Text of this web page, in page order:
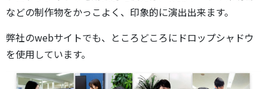
などの制作物をかっこよく、印象的に演出出来ます。
弊社のwebサイトでも、ところどころにドロップシャドウ
を使用しています。